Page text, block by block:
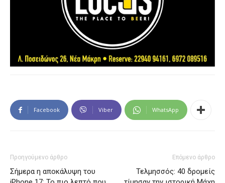
Facebook Viber WhatsApp
Προηγούμενο άρθρο
Σήμερα η αποκάλυψη του
Επόμενο άρθρο
Τελμησσός: 40 δρομείς